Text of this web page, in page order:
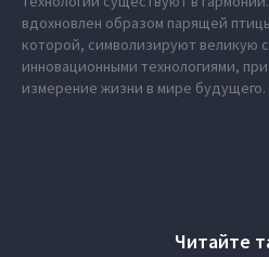
вдохновлен образом парящей
которой, символизируют великую
инновационными технологиями,
измерение жизни в мире будущего.
Читайте